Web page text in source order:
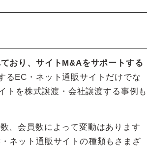
おり、サイトM&Aをサポートする
るEC・ネット通販サイトだけでな
トを株式譲渡・会社譲渡する事例も
、会員数によって変動はあります
ネット通販サイトの種類もさまざ